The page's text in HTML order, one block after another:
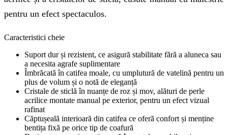
pentru un efect spectaculos.
Caracteristici cheie
Suport dur și rezistent, ce asigură stabilitate fără a aluneca sau
a necesita agrafe suplimentare
Îmbrăcată în catifea moale, cu umplutură de vatelină pentru un
plus de volum și o notă de eleganță
Cristale de sticlă în nuanțe de roz și mov, alături de perle
acrilice montate manual pe exterior, pentru un efect vizual
rafinat
Căptușeală interioară din catifea ce oferă confort și menține
bentița fixă pe orice tip de coafură